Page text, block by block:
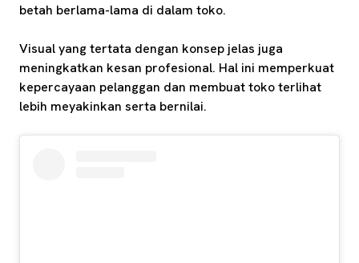
betah berlama-lama di dalam toko.
Visual yang tertata dengan konsep jelas juga
meningkatkan kesan profesional. Hal ini memperkuat
kepercayaan pelanggan dan membuat toko terlihat
lebih meyakinkan serta bernilai.